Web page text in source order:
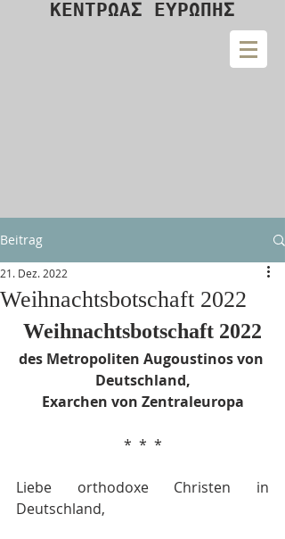
ΚΕΝΤΡΩΑΣ ΕΥΡΩΠΗΣ
Beitrag
Weihnachtsbotschaft 2022
21. Dez. 2022
Weihnachtsbotschaft 2022
des Metropoliten Augoustinos von
Deutschland,
Exarchen von Zentraleuropa
*  *  *
Liebe orthodoxe Christen in
Deutschland,